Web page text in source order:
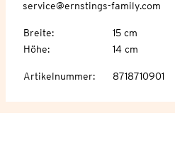
service@ernstings-family.com
Breite:
15 cm
Höhe: 14 cm
Artikelnummer: 8718710901